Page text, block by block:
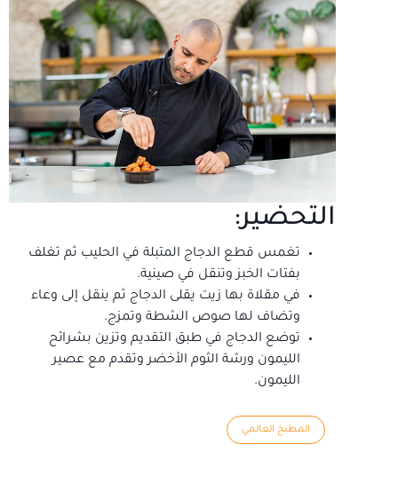
التحضير:
تغمس قطع الدجاج المتبلة في الحليب ثم تغلف
بفتات الخبز وتنقل في صينية.
في مقلاة بها زيت يقلى الدجاج ثم ينقل إلى وعاء
وتضاف لها صوص الشطة وتمزج.
توضع الدجاج في طبق التقديم وتزين بشرائح
الليمون ورشة الثوم الأخضر وتقدم مع عصير
الليمون.
المطبخ العالمي